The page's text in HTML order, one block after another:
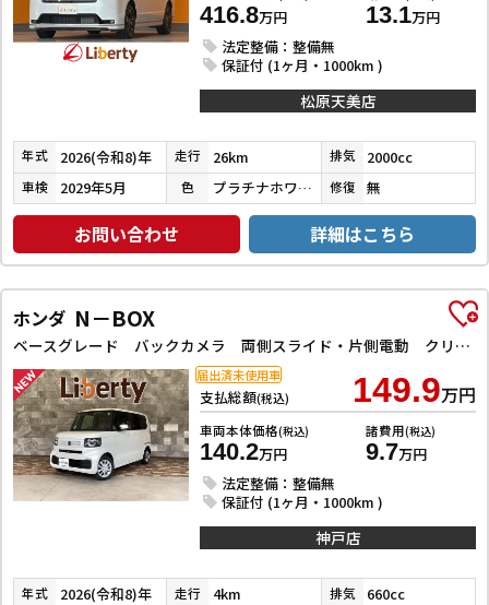
416.8万円 13.1万円
法定整備：整備無
保証付 (1ヶ月・1000km )
松原天美店
年式 2026(令和8)年 走行 26km 排気 2000cc
車検 2029年5月 色 プラチナホワイトパール 修復 無
お問い合わせ 詳細はこちら
ホンダ N－BOX
ベースグレード バックカメラ 両側スライド・片側電動 クリアランスソナー オートクルーズコントロール レーンアシスト オートライト スマートキー アイドリングストップ 電動格納ミラー シートヒーター ベンチシート
支払総額(税込) 149.9万円
車両本体価格(税込)
140.2万円
諸費用(税込)
9.7万円
法定整備：整備無
保証付 (1ヶ月・1000km )
届出済未使用車
神戸店
年式 2026(令和8)年 走行 4km 排気 660cc